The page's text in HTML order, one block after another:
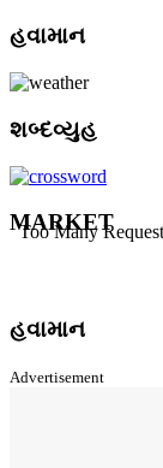
હવામાન
શબ્દવ્યુહ
MARKET
હવામાન
Advertisement